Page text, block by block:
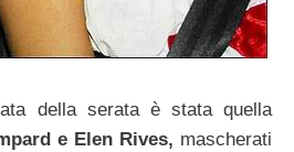
della serata è stata quella
e Elen Rives, mascherati